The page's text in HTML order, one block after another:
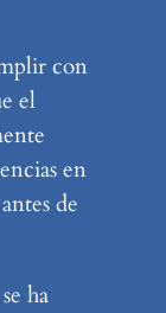
con
el
en
de
ha